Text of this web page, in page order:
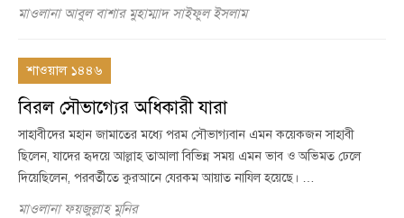
মাওলানা আবুল বাশার মুহাম্মাদ সাইফুল ইসলাম
শাওয়াল ১৪৪৬
বিরল সৌভাগ্যের অধিকারী যারা
সাহাবীদের মহান জামাতের মধ্যে পরম সৌভাগ্যবান এমন কয়েকজন সাহাবী
ছিলেন, যাদের হৃদয়ে আল্লাহ তাআলা বিভিন্ন সময় এমন ভাব ও অভিমত ঢেলে
দিয়েছিলেন, পরবর্তীতে কুরআনে যেরকম আয়াত নাযিল হয়েছে। …
মাওলানা ফয়জুল্লাহ মুনির